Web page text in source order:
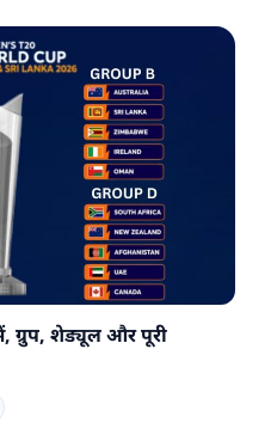
ग्रुप, शेड्यूल और पूरी